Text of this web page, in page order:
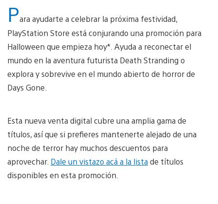
Para ayudarte a celebrar la próxima festividad,
PlayStation Store está conjurando una promoción para
Halloween que empieza hoy*. Ayuda a reconectar el
mundo en la aventura futurista Death Stranding o
explora y sobrevive en el mundo abierto de horror de
Days Gone.
Esta nueva venta digital cubre una amplia gama de
títulos, así que si prefieres mantenerte alejado de una
noche de terror hay muchos descuentos para
aprovechar. Dale un vistazo acá a la listade títulos
disponibles en esta promoción.